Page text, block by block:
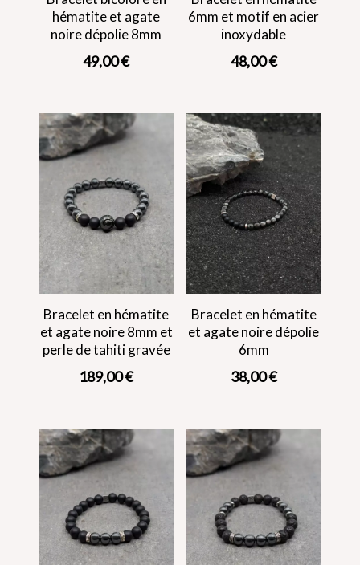
hématite et agate
noire dépolie 8mm
49,00€
6mm et motif en acier
inoxydable
48,00€
Bracelet en hématite
et agate noire 8mm et
perle de tahiti gravée
189,00€
Bracelet en hématite
et agate noire dépolie
6mm
38,00€